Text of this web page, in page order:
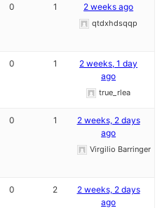
0 1 2 weeks ago
qtdxhdsqqp
0 1
2 weeks, 1 day
ago
true_rlea
0 1
2 weeks, 2 days
ago
Virgilio Barringer
0 2
2 weeks, 2 days
ago